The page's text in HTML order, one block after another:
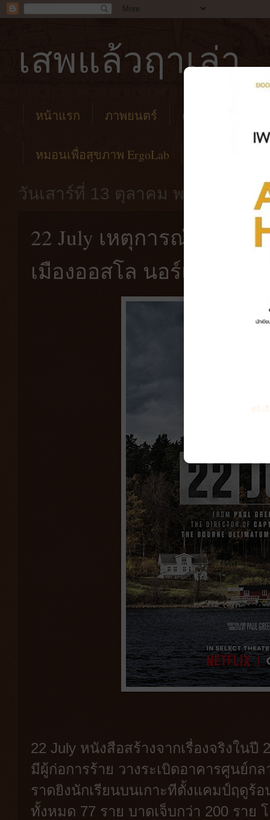
เสพแล้วฤาเล่า
หน้าแรก ภาพยนตร์ คาเฟ่
หมอนเพื่อสุขภาพ ErgoLab
วันเสาร์ที่ 13 ตุลาคม พ.ศ. 2561
22 July เหตุการณ์ก่อการร้
เมืองออสโล นอร์เวย์
22 July หนังสือสร้างจากเรื่องจริงในปี
มีผู้ก่อการร้าย วางระเบิดอาคารศูนย์ก
ราดยิงนักเรียนบนเกาะทีตั้งแคมป์ฤดูร้
ทั้งหมด 77 ราย บาดเจ็บกว่า 200 ราย
หนัง